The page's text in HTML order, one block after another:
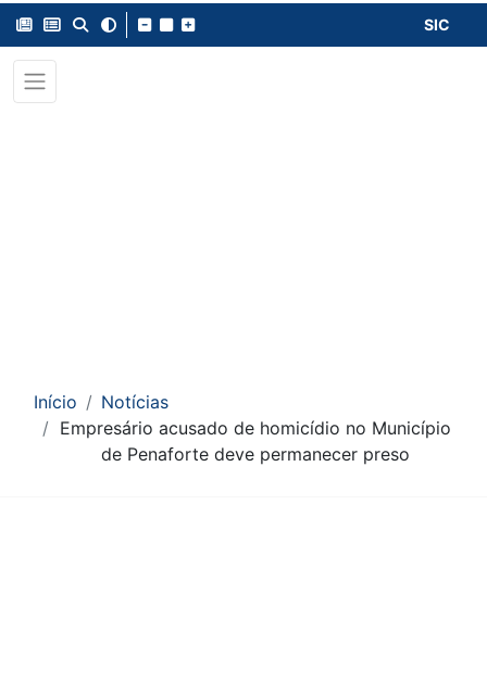
SIC
Início
Notícias
Empresário acusado de homicídio no Município
de Penaforte deve permanecer preso